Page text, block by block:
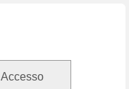
Accesso